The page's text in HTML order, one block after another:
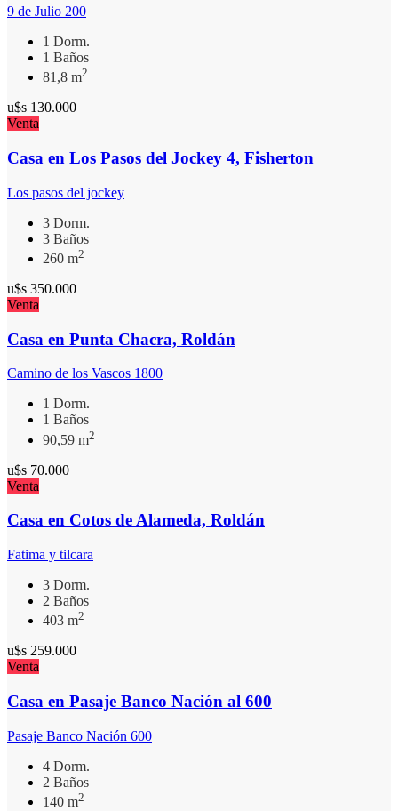
9 de Julio 200
1 Dorm.
1 Baños
81,8 m2
u$s 130.000
Venta
Casa en Los Pasos del Jockey 4, Fisherton
Los pasos del jockey
3 Dorm.
3 Baños
260 m2
u$s 350.000
Venta
Casa en Punta Chacra, Roldán
Camino de los Vascos 1800
1 Dorm.
1 Baños
90,59 m2
u$s 70.000
Venta
Casa en Cotos de Alameda, Roldán
Fatima y tilcara
3 Dorm.
2 Baños
403 m2
u$s 259.000
Venta
Casa en Pasaje Banco Nación al 600
Pasaje Banco Nación 600
4 Dorm.
2 Baños
140 m2